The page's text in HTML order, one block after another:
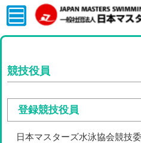
競技役員
登録競技役員
日本マスターズ水泳協会競技